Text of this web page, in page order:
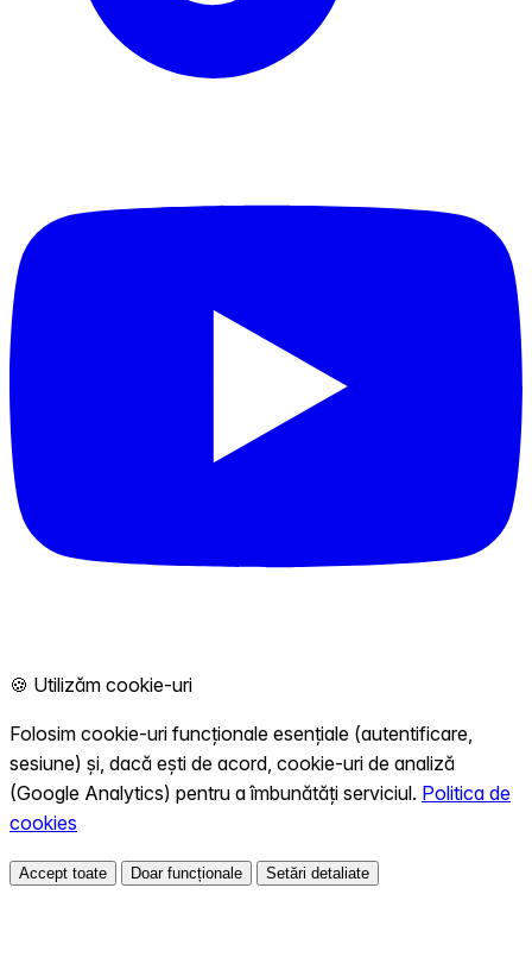
🍪 Utilizăm cookie-uri
Folosim cookie-uri funcționale esențiale (autentificare,
sesiune) și, dacă ești de acord, cookie-uri de analiză
(Google Analytics) pentru a îmbunătăți serviciul. Politica de
cookies
Accept toate Doar funcționale Setări detaliate